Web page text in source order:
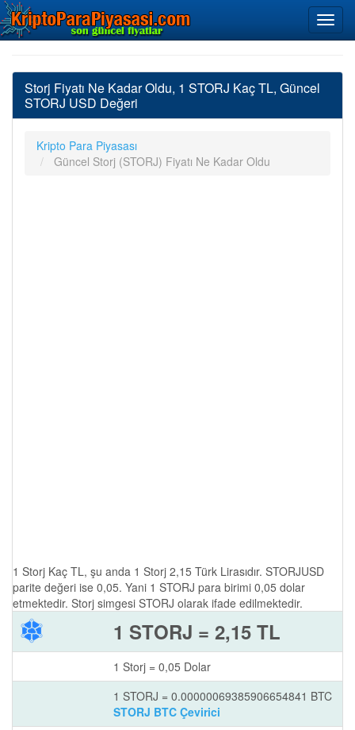
Storj Fiyatı Ne Kadar Oldu, 1 STORJ Kaç TL, Güncel
STORJ USD Değeri
Kripto Para Piyasası
Güncel Storj (STORJ) Fiyatı Ne Kadar Oldu
1 Storj Kaç TL, şu anda 1 Storj 2,15 Türk Lirasıdır. STORJUSD
parite değeri ise 0,05. Yani 1 STORJ para birimi 0,05 dolar
etmektedir. Storj simgesi STORJ olarak ifade edilmektedir.
1 STORJ = 2,15 TL
1 Storj = 0,05 Dolar
1 STORJ = 0.00000069385906654841 BTC
STORJ BTC Çevirici